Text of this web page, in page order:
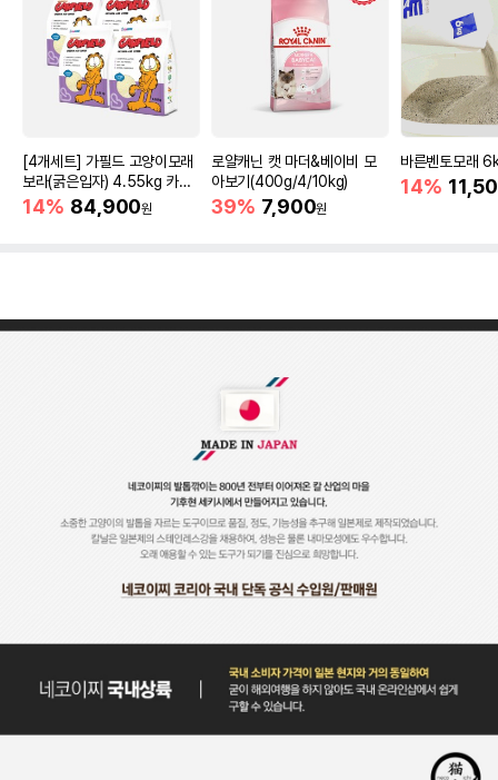
[4개세트] 가필드 고양이모래
보라(굵은입자) 4.55kg 카사
바모래
14% 84,900원
로얄캐닌 캣 마더&베이비 모
아보기(400g/4/10kg)
39% 7,900원
바른벤토모래
14%